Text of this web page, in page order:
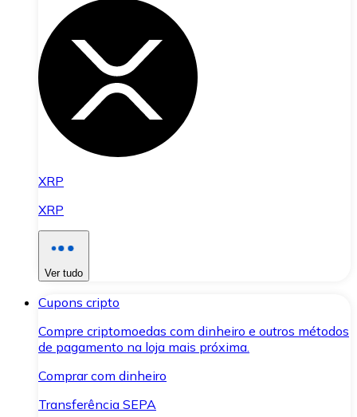
XRP
XRP
Ver tudo
Cupons cripto
Compre criptomoedas com dinheiro e outros métodos
de pagamento na loja mais próxima.
Comprar com dinheiro
Transferência SEPA